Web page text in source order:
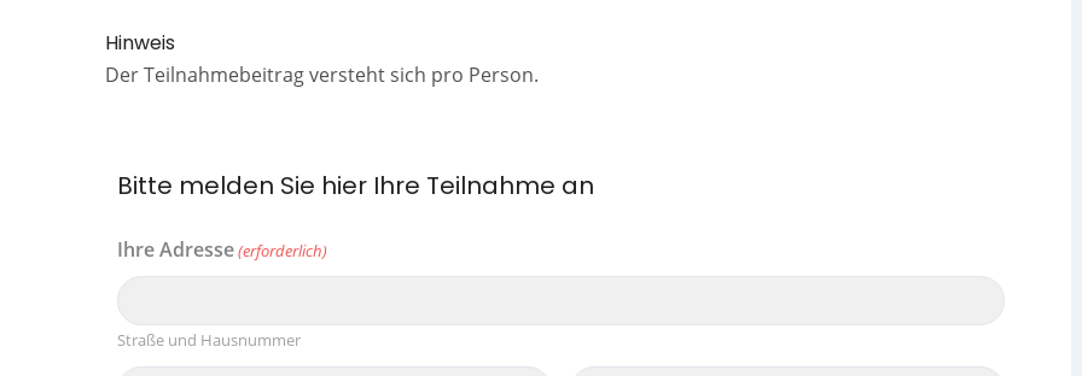
Hinweis
Der Teilnahmebeitrag versteht sich pro Person.
Bitte melden Sie hier Ihre Teilnahme an
Ihre Adresse(erforderlich)
Straße und Hausnummer